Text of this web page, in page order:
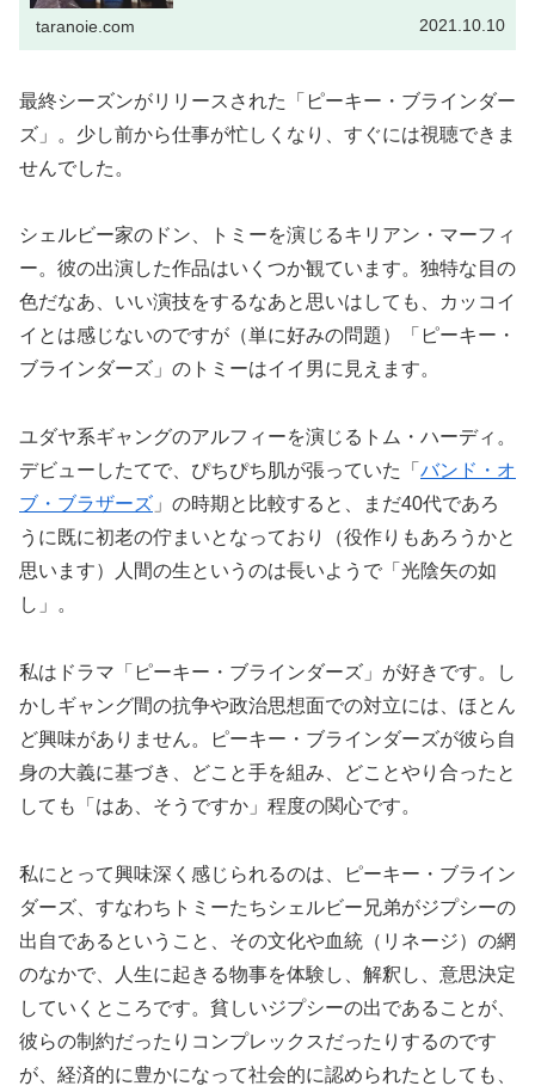
taranoie.com 2021.10.10
最終シーズンがリリースされた「ピーキー・ブラインダー
ズ」。少し前から仕事が忙しくなり、すぐには視聴できま
せんでした。
シェルビー家のドン、トミーを演じるキリアン・マーフィ
ー。彼の出演した作品はいくつか観ています。独特な目の
色だなあ、いい演技をするなあと思いはしても、カッコイ
イとは感じないのですが（単に好みの問題）「ピーキー・
ブラインダーズ」のトミーはイイ男に見えます。
ユダヤ系ギャングのアルフィーを演じるトム・ハーディ。
デビューしたてで、ぴちぴち肌が張っていた「 バンド・オ
ブ・ブラザーズ 」の時期と比較すると、まだ40代であろ
うに既に初老の佇まいとなっており（役作りもあろうかと
思います）人間の生というのは長いようで「光陰矢の如
し」。
私はドラマ「ピーキー・ブラインダーズ」が好きです。し
かしギャング間の抗争や政治思想面での対立には、ほとん
ど興味がありません。ピーキー・ブラインダーズが彼ら自
身の大義に基づき、どこと手を組み、どことやり合ったと
しても「はあ、そうですか」程度の関心です。
私にとって興味深く感じられるのは、ピーキー・ブライン
ダーズ、すなわちトミーたちシェルビー兄弟がジプシーの
出自であるということ、その文化や血統（リネージ）の網
のなかで、人生に起きる物事を体験し、解釈し、意思決定
していくところです。貧しいジプシーの出であることが、
彼らの制約だったりコンプレックスだったりするのです
が、経済的に豊かになって社会的に認められたとしても、